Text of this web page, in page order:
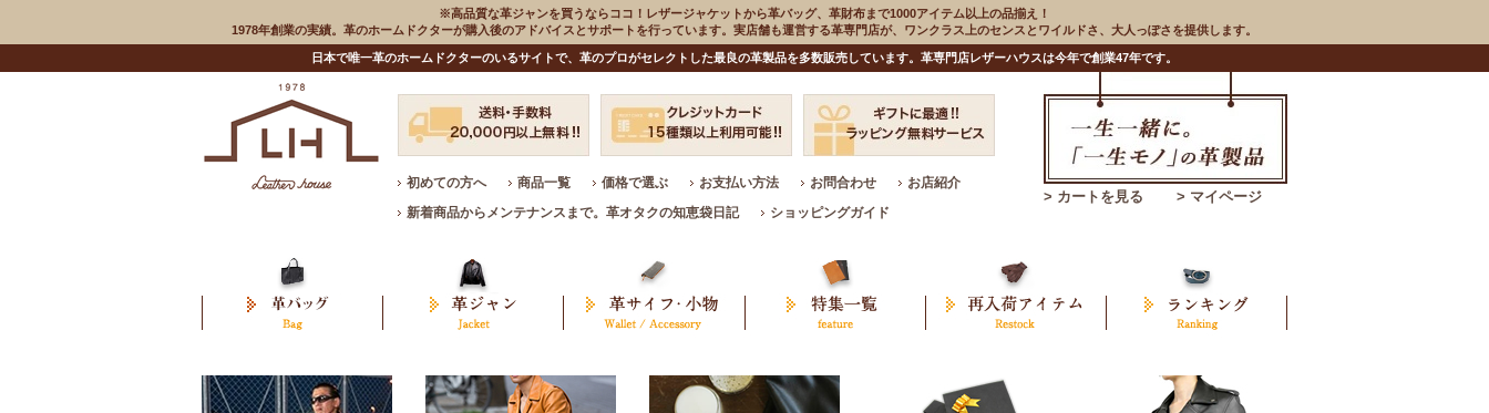
※高品質な革ジャンを買うならココ！レザージャケットから革バッグ、革財布まで1000アイテム以上の品揃え！
1978年創業の実績。革のホームドクターが購入後のアドバイスとサポートを行っています。実店舗も運営する革専門店が、ワンクラス上のセンスとワイルドさ、大人っぽさを提供します。
日本で唯一革のホームドクターのいるサイトで、革のプロがセレクトした最良の革製品を多数販売しています。革専門店レザーハウスは今年で創業47年です。
初めての方へ 商品一覧 価格で選ぶ お支払い方法 お問合わせ
お店紹介
新着商品からメンテナンスまで。革オタクの知恵袋日記
ショッピングガイド
> カートを見る > マイページ